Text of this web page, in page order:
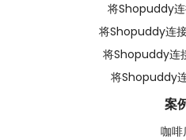
将Shopuddy
将Shopuddy连
将Shopuddy连
将Shopuddy
案
咖啡